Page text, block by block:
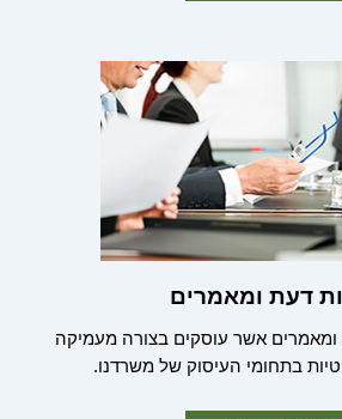
דעת ומאמרים
ומאמרים אשר עוסקים בצורה מעמיקה
בתחומי העיסוק של משרדנו.